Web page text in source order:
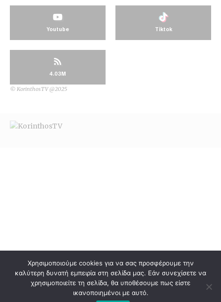
Youtube Tiktok
4.03M
© KorinthosTV @2025
Χρησιμοποιούμε cookies για να σας προσφέρουμε την
καλύτερη δυνατή εμπειρία στη σελίδα μας. Εάν συνεχίσετε να
χρησιμοποιείτε τη σελίδα, θα υποθέσουμε πως είστε
ικανοποιημένοι με αυτό.